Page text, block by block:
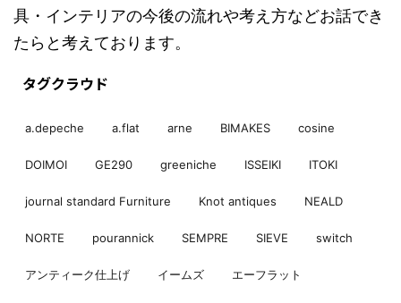
具・インテリアの今後の流れや考え方などお話でき
たらと考えております。
タグクラウド
a.depeche a.flat arne BIMAKES cosine
DOIMOI GE290 greeniche ISSEIKI ITOKI
journal standard Furniture Knot antiques NEALD
NORTE pourannick SEMPRE SIEVE switch
アンティーク仕上げ イームズ エーフラット